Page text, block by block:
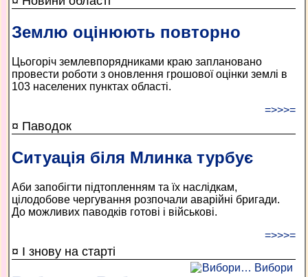
Землю оцінюють повторно
Цьогоріч землевпорядниками краю заплановано
провести роботи з оновлення грошової оцінки землі в
103 населених пунктах області.
=>>>=
¤ Паводок
Ситуація біля Млинка турбує
Аби запобігти підтопленням та їх наслідкам,
цілодобове чергування розпочали аварійні бригади.
До можливих паводків готові і військові.
=>>>=
¤ І знову на старті